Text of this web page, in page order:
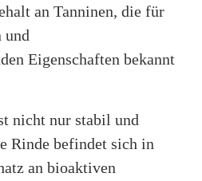
an Tanninen, die für
und
Eigenschaften bekannt
nicht nur stabil und
Rinde befindet sich in
an bioaktiven